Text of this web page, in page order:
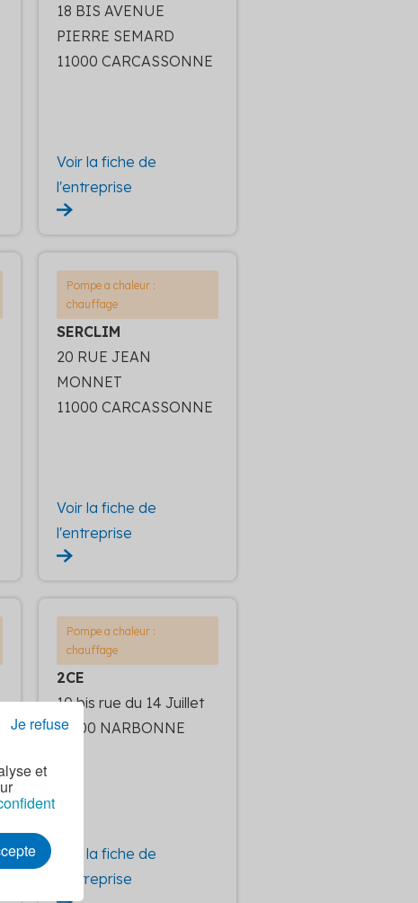
et
Je refuse
18 BIS AVENUE
PIERRE SEMARD
11000 CARCASSONNE
Voir la fiche de
l'entreprise
Pompe a chaleur :
chauffage
SERCLIM
20 RUE JEAN
MONNET
11000 CARCASSONNE
Voir la fiche de
l'entreprise
Pompe a chaleur :
chauffage
2CE
10 bis rue du 14 Juillet
11100 NARBONNE
Voir la fiche de
l'entreprise